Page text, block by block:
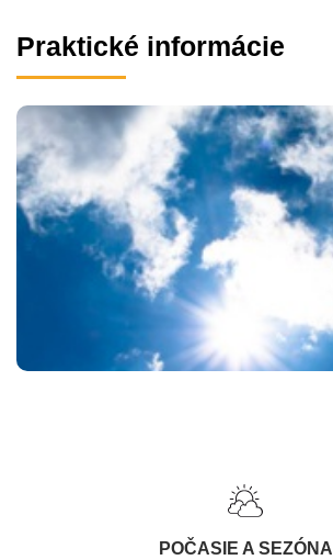
Praktické informácie
POČASIE A SEZÓNA